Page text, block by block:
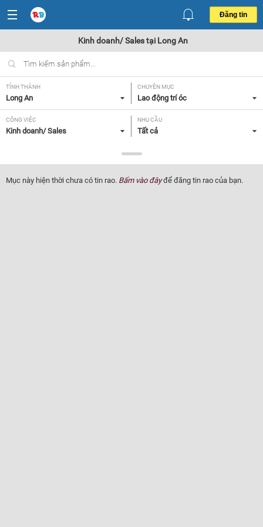
Đăng tin
Kinh doanh/ Sales tại Long An
TỈNH THÀNH
Long An
CHUYÊN MỤC
Lao động trí óc
CÔNG VIỆC
Kinh doanh/ Sales
NHU CẦU
Tất cả
Tất cả
Mục này hiện thời chưa có tin rao. Bấm vào đâyđể đăng tin rao của bạn.